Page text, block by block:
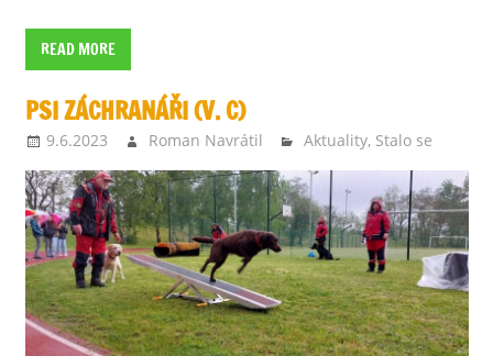
READ MORE
PSI ZÁCHRANÁŘI (V. C)
9.6.2023 Roman Navrátil Aktuality, Stalo se